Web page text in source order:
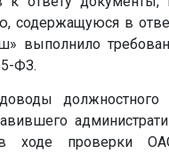
содержащуюся в
выполнило
ФЗ.
должностного
ходе проверки